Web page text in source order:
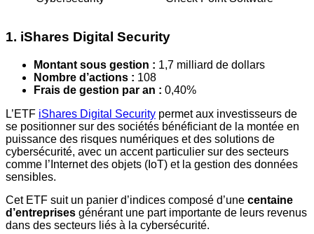
1. iShares Digital Security
Montant sous gestion : 1,7 milliard de dollars
Nombre d’actions : 108
Frais de gestion par an : 0,40%
L’ETF iShares Digital Security permet aux investisseurs de
se positionner sur des sociétés bénéficiant de la montée en
puissance des risques numériques et des solutions de
cybersécurité, avec un accent particulier sur des secteurs
comme l’Internet des objets (IoT) et la gestion des données
sensibles.
Cet ETF suit un panier d’indices composé d’une centaine
d’entreprises générant une part importante de leurs revenus
dans des secteurs liés à la cybersécurité.